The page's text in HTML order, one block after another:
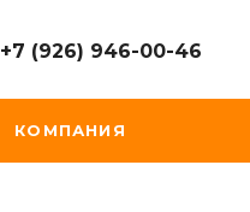
+7 (926) 946-00-46
КОМПАНИЯ